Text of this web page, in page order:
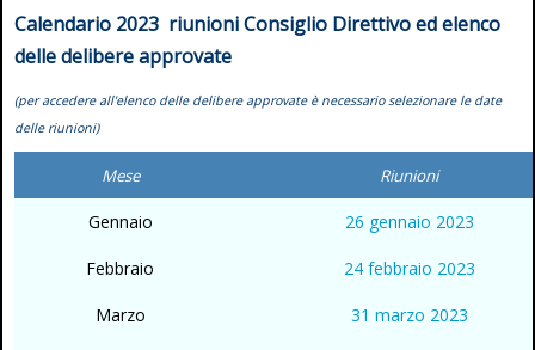
Calendario 2023 riunioni Consiglio Direttivo ed elenco
delle delibere approvate
(per accedere all'elenco delle delibere approvate è necessario selezionare le date
delle riunioni)
Mese Riunioni
Gennaio 26 gennaio 2023
Febbraio 24 febbraio 2023
Marzo 31 marzo 2023